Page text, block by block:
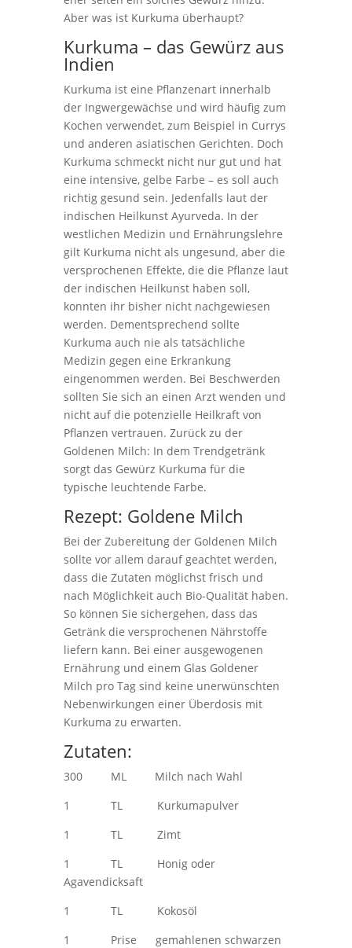
Aber was ist Kurkuma überhaupt?
Kurkuma – das Gewürz aus
Indien
Kurkuma ist eine Pflanzenart innerhalb
der Ingwergewächse und wird häufig zum
Kochen verwendet, zum Beispiel in Currys
und anderen asiatischen Gerichten. Doch
Kurkuma schmeckt nicht nur gut und hat
eine intensive, gelbe Farbe – es soll auch
richtig gesund sein. Jedenfalls laut der
indischen Heilkunst Ayurveda. In der
westlichen Medizin und Ernährungslehre
gilt Kurkuma nicht als ungesund, aber die
versprochenen Effekte, die die Pflanze laut
der indischen Heilkunst haben soll,
konnten ihr bisher nicht nachgewiesen
werden. Dementsprechend sollte
Kurkuma auch nie als tatsächliche
Medizin gegen eine Erkrankung
eingenommen werden. Bei Beschwerden
sollten Sie sich an einen Arzt wenden und
nicht auf die potenzielle Heilkraft von
Pflanzen vertrauen. Zurück zu der
Goldenen Milch: In dem Trendgetränk
sorgt das Gewürz Kurkuma für die
typische leuchtende Farbe.
Rezept: Goldene Milch
Bei der Zubereitung der Goldenen Milch
sollte vor allem darauf geachtet werden,
dass die Zutaten möglichst frisch und
nach Möglichkeit auch Bio-Qualität haben.
So können Sie sichergehen, dass das
Getränk die versprochenen Nährstoffe
liefern kann. Bei einer ausgewogenen
Ernährung und einem Glas Goldener
Milch pro Tag sind keine unerwünschten
Nebenwirkungen einer Überdosis mit
Kurkuma zu erwarten.
Zutaten:
300 ML Milch nach Wahl
1 TL Kurkumapulver
1 TL Zimt
1 TL Honig oder
Agavendicksaft
1 TL Kokosöl
1 Prise gemahlenen schwarzen